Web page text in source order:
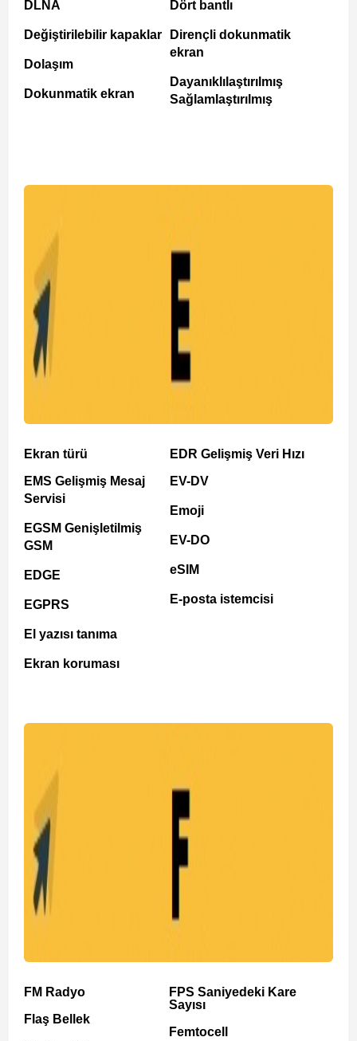
DLNA
Değiştirilebilir kapaklar
Dolaşım
Dokunmatik ekran
Dört bantlı
Dirençli dokunmatik
ekran
Dayanıklılaştırılmış
Sağlamlaştırılmış
Ekran türü
EMS Gelişmiş Mesaj
Servisi
EGSM Genişletilmiş
GSM
EDGE
EGPRS
El yazısı tanıma
Ekran koruması
EDR Gelişmiş Veri Hızı
EV-DV
Emoji
EV-DO
eSIM
E-posta istemcisi
FM Radyo
Flaş Bellek
FPS Saniyedeki Kare
Sayısı
Femtocell